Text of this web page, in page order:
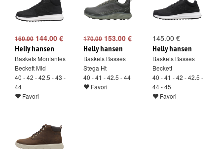
160.00 144.00 €
Helly hansen
Baskets Montantes
Beckett Mid
40 - 42 - 42.5 - 43 -
44
Favori
170.00153.00 €
Helly hansen
Baskets Basses
Stega Ht
40 - 41 - 42.5 - 44
Favori
145.00 €
Helly hansen
Baskets Basses
Beckett
40 - 41 - 42 - 42.5 -
44 - 45
Favori